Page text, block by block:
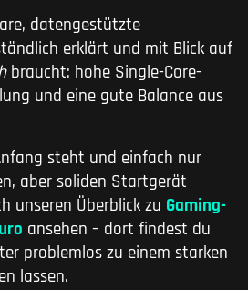
datengestützte
erklärt und mit Blick auf
braucht: hohe Single-Core-
und eine gute Balance aus
steht und einfach nur
aber soliden Startgerät
unseren Überblick zu Gaming-
ansehen – dort findest du
problemlos zu einem starken
lassen.